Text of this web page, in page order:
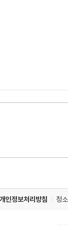
개인정보처리방침 청